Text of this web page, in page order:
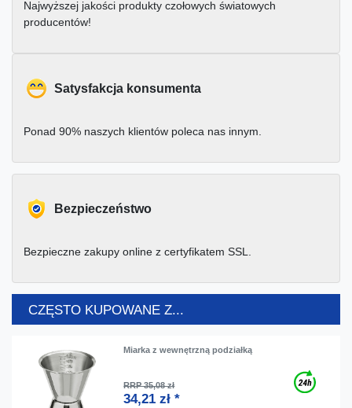
Najwyższej jakości produkty czołowych światowych
producentów!
Satysfakcja konsumenta
Ponad 90% naszych klientów poleca nas innym.
Bezpieczeństwo
Bezpieczne zakupy online z certyfikatem SSL.
CZĘSTO KUPOWANE Z...
Miarka z wewnętrzną podziałką
RRP 35,08 zł
34,21 zł *